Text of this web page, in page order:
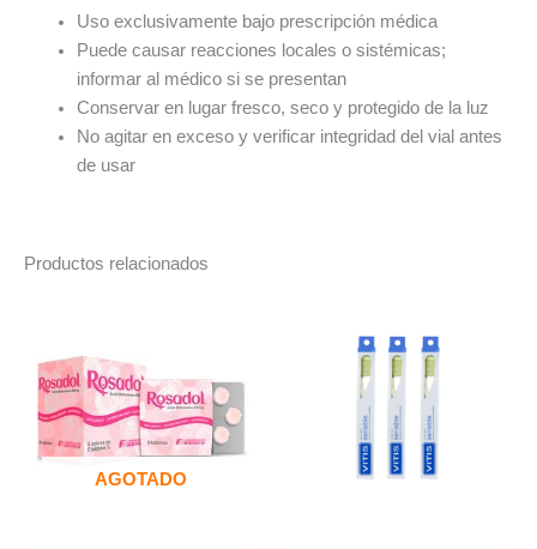
Uso exclusivamente bajo prescripción médica
Puede causar reacciones locales o sistémicas;
informar al médico si se presentan
Conservar en lugar fresco, seco y protegido de la luz
No agitar en exceso y verificar integridad del vial antes
de usar
Productos relacionados
AGOTADO